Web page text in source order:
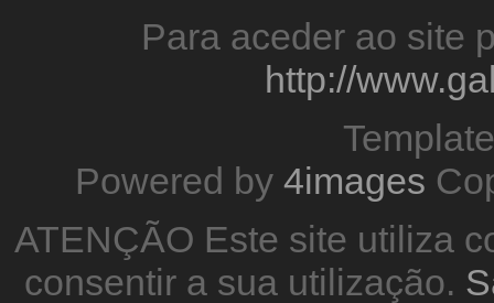
Para aceder ao site
http://
Powered by 4images
ATENÇÃO Este site utiliza
consentir a sua utilização.